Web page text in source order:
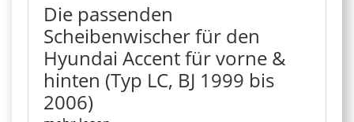
Die passenden
Scheibenwischer für den
Hyundai Accent für vorne &
hinten (Typ LC, BJ 1999 bis
2006)